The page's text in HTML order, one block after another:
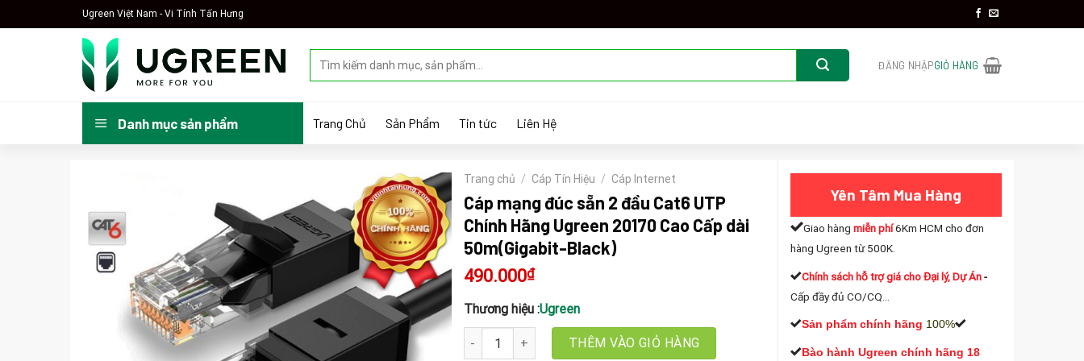
to
Ugreen Việt Nam - Vi Tính Tấn Hưng
kiếm:
ĐĂNG NHẬPGIỎ HÀNG
Danh mục sản phẩm Trang Chủ Sản Phẩm Tin tức Liên Hệ
Trang chủ / Cáp Tín Hiệu / Cáp Internet
Cáp mạng đúc sẵn 2 đầu Cat6 UTP
Chính Hãng Ugreen 20170 Cao Cấp dài
50m(Gigabit-Black)
490.000₫
Thương hiệu :Ugreen
Cáp mạng đúc sẵn 2 đầu Cat6 UTP Chính Hãng Ugreen 20170 Cao Cấp dài 50m(Gigabit-Black) số lượng
THÊM VÀO GIỎ HÀNG
Yên Tâm Mua Hàng
Giao hàng miễn phí 6Km HCM cho đơn
hàng Ugreen từ 500K.
Chính sách hỗ trợ giá cho Đại lý, Dự Án-
Cấp đầy đủ CO/CQ...
Sản phẩm chính hãng 100%
Bào hành Ugreen chính hãng 18